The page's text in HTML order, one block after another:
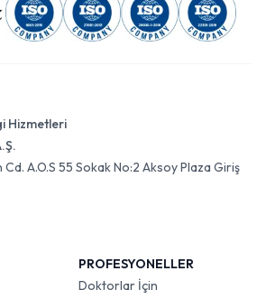
Hizmetleri
A.O.S 55 Sokak No:2 Aksoy Plaza Giriş
PROFESYONELLER
Doktorlar İçin